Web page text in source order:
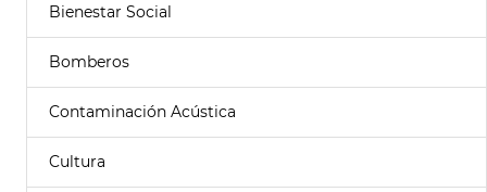
Bienestar Social
Bomberos
Contaminación Acústica
Cultura